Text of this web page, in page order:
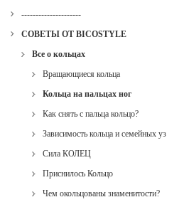
---------------------
СОВЕТЫ ОТ BICOSTYLE
Все о кольцах
Вращающиеся кольца
Кольца на пальцах ног
Как снять с пальца кольцо?
Зависимость кольца и семейных уз
Сила КОЛЕЦ
Приснилось Кольцо
Чем окольцованы знаменитости?